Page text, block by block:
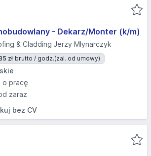
- Dekarz/Monter (k/m)
& Cladding Jerzy Młynarczyk
zł brutto / godz.(zal. od umowy)
o pracę
zaraz
bez CV